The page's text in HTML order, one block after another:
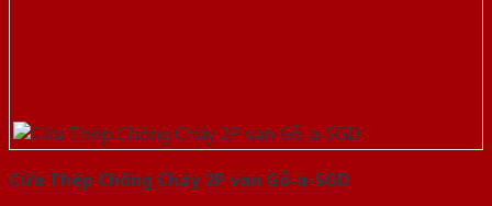
Cửa Thép Chống Cháy 2P van Gỗ-a-SGD